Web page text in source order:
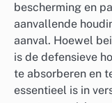
bescherming en
aanvallende
aanval. Hoewel
is de defensieve
te absorberen en
essentieel is in